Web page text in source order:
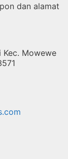
dan alamat
Kec. Mowewe